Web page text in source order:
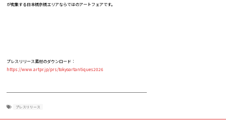
が密集する日本橋京橋エリアならではのアートフェアです。
プレスリリース素材のダウンロード：
https://www.artpr.jp/prs/tokyoartantiques2026
プレスリリース